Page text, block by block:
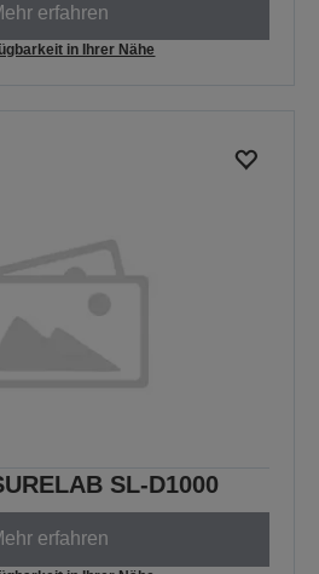
erfahren
in Ihrer Nähe
SL-D1000
erfahren